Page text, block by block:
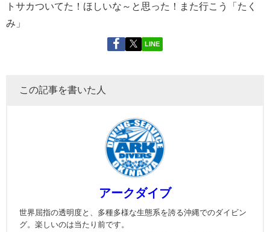
トサカついてた！ほしいな～と思った！また行こう「たく
み」
LINE
この記事を書いた人
アークダイブ
世界屈指の透明度と、多種多様な生態系を誇る沖縄でのダイビン
グ。楽しいのは当たり前です。